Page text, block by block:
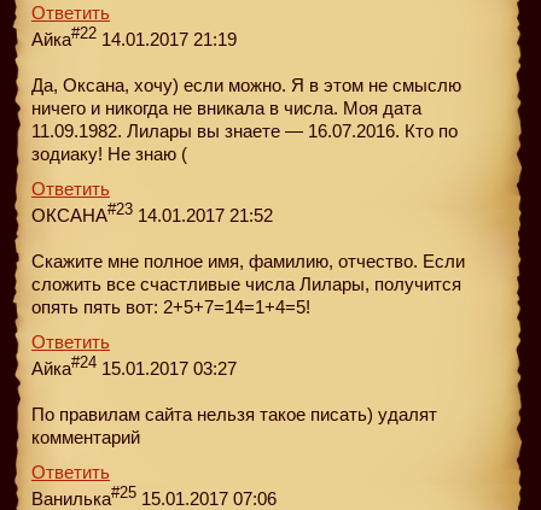
Ответить
Айка#22 14.01.2017 21:19
Да, Оксана, хочу) если можно. Я в этом не смыслю
ничего и никогда не вникала в числа. Моя дата
11.09.1982. Лилары вы знаете — 16.07.2016. Кто по
зодиаку! Не знаю (
Ответить
ОКСАНА#23 14.01.2017 21:52
Скажите мне полное имя, фамилию, отчество. Если
сложить все счастливые числа Лилары, получится
опять пять вот: 2+5+7=14=1+4=5!
Ответить
Айка#24 15.01.2017 03:27
По правилам сайта нельзя такое писать) удалят
комментарий
Ответить
Ванилька#25 15.01.2017 07:06